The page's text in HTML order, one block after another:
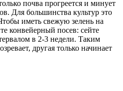
почва прогреется и минует
Для большинства культур это
иметь свежую зелень на
конвейерный посев: сейте
в 2-3 недели. Таким
другая только начинает